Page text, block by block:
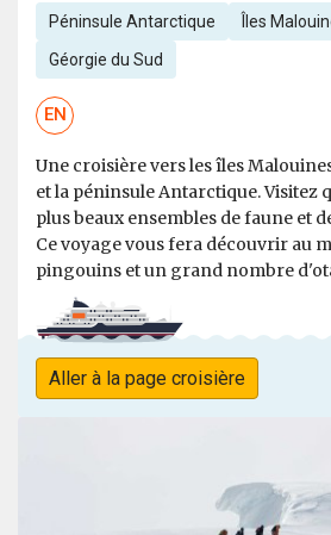
Péninsule Antarctique Îles
Géorgie du Sud
EN
Une croisière vers les îles
et la péninsule Antarctique. Visitez
plus beaux ensembles de faune et
Ce voyage vous fera découvrir au
pingouins et un grand nombre
Aller à la page croisière